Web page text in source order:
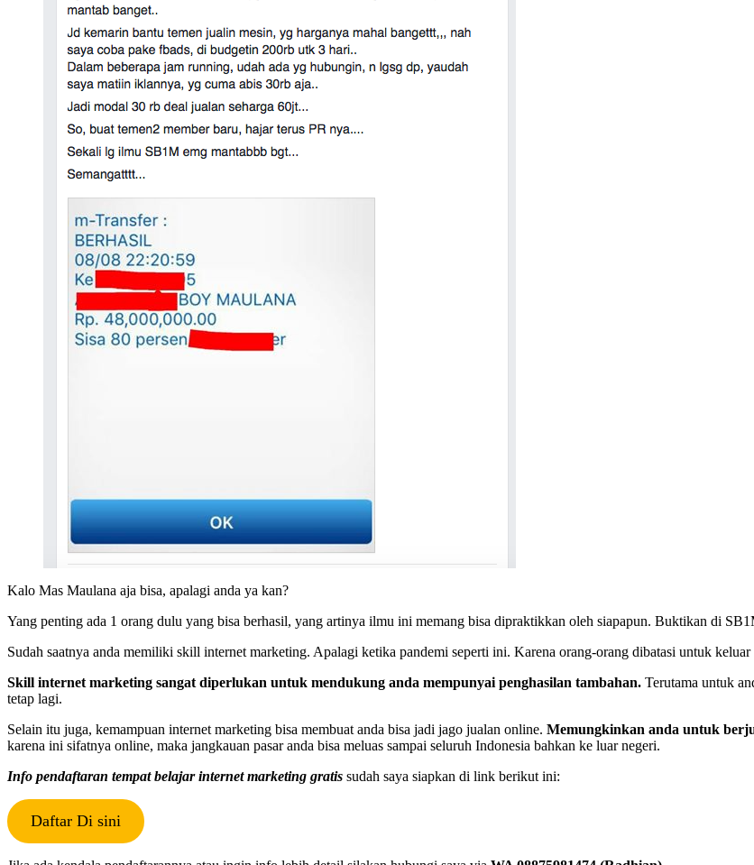
Kalo Mas Maulana aja bisa, apalagi anda ya kan?
Yang penting ada 1 orang dulu yang bisa berhasil, yang artinya ilmu ini memang bisa dipraktikkan oleh siapapun. Buktikan di
Sudah saatnya anda memiliki skill internet marketing. Apalagi ketika pandemi seperti ini. Karena orang-orang dibatasi untuk
Skill internet marketing sangat diperlukan untuk mendukung anda mempunyai penghasilan tambahan. Terutama untuk
tetap lagi.
Selain itu juga, kemampuan internet marketing bisa membuat anda bisa jadi jago jualan online. Memungkinkan anda untuk
karena ini sifatnya online, maka jangkauan pasar anda bisa meluas sampai seluruh Indonesia bahkan ke luar negeri.
Info pendaftaran tempat belajar internet marketing gratis sudah saya siapkan di link berikut ini:
Daftar Di sini